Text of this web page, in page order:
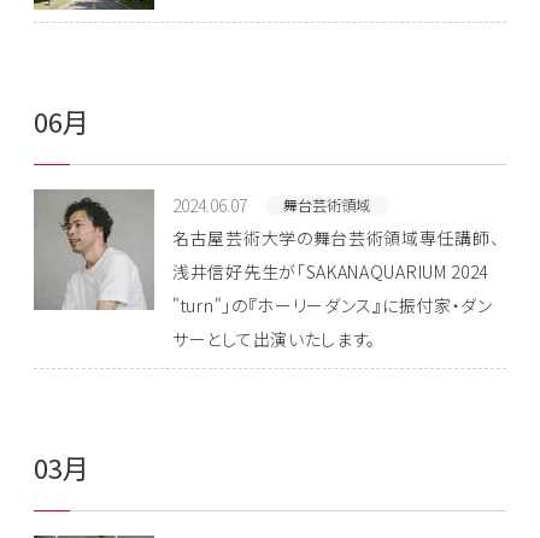
06月
2024.06.07 舞台芸術領域
名古屋芸術大学の舞台芸術領域専任講師、
浅井信好先生が「SAKANAQUARIUM 2024
"turn"」の『ホーリーダンス』に振付家・ダン
サーとして出演いたします。
03月